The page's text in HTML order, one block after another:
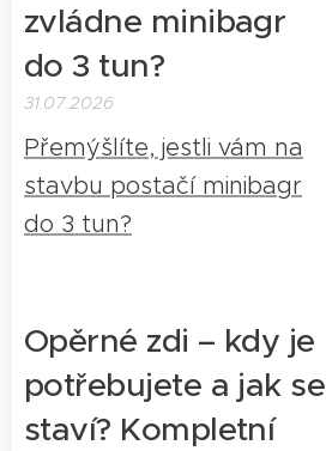
zvládne minibagr
do 3 tun?
31.07.2026
Přemýšlíte, jestli vám na
stavbu postačí minibagr
do 3 tun?
Opěrné zdi – kdy je
potřebujete a jak se
staví? Kompletní